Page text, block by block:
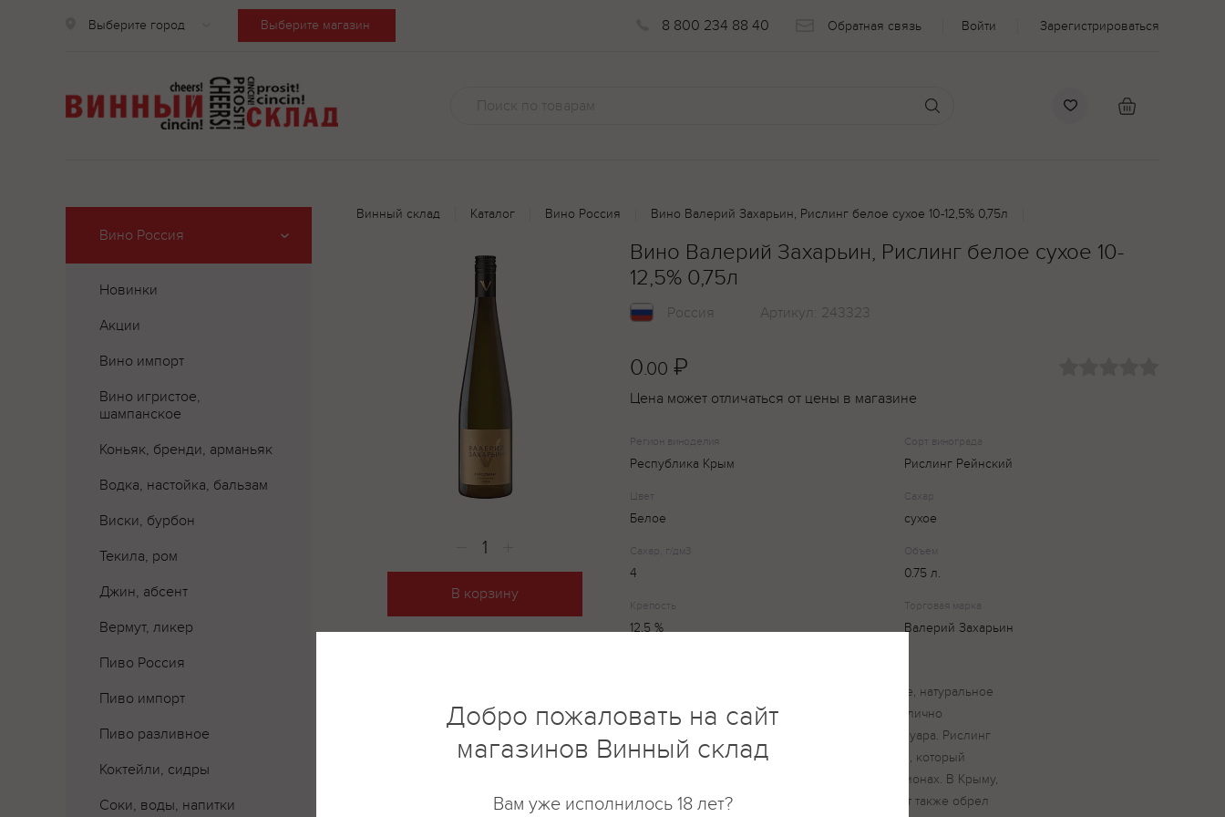
Выберите город Выберите магазин 8 800 234 88 40 Обратная связь Войти Зарегистрироваться
Вино Россия
Новинки
Акции
Вино импорт
Вино игристое,
шампанское
Коньяк, бренди, арманьяк
Водка, настойка, бальзам
Виски, бурбон
Текила, ром
Джин, абсент
Вермут, ликер
Пиво Россия
Пиво импорт
Пиво разливное
Коктейли, сидры
Соки, воды, напитки
Винный склад Каталог Вино Россия Вино Валерий Захарьин, Рислинг белое сухое 10-12,5% 0,75л
В корзину
Вино Валерий Захарьин, Рислинг белое сухое 10-
12,5% 0,75л
Россия Артикул: 243323
0.00 ₽
Цена может отличаться от цены в магазине
Регион виноделия
Республика Крым
Сорт винограда
Рислинг Рейнский
Цвет
Белое
Сахар
сухое
Сахар, г/дм3
4
Объем
0.75 л.
Крепость
12,5 %
Торговая марка
Валерий Захарьин
Валерий Захарьин, Рислинг — сухое, ароматное, натуральное
вино из винограда сорта Рислинг Рейнский, отлично
выражающее характер сорта и крымского терруара. Рислинг
считается одним из величайших в мире сортов, который
выращивается во многих винодельческих регионах. В Крыму,
на виноградниках Валерия Захарьина этот сорт также обрел
Добро пожаловать на сайт
магазинов Винный склад
Вам уже исполнилось 18 лет?